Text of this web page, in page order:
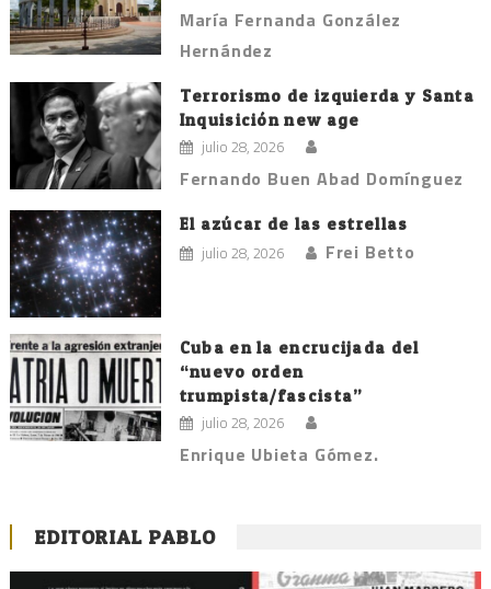
María Fernanda González
Hernández
Terrorismo de izquierda y Santa
Inquisición new age
julio 28, 2026
Fernando Buen Abad Domínguez
El azúcar de las estrellas
julio 28, 2026 Frei Betto
Cuba en la encrucijada del
“nuevo orden
trumpista/fascista”
julio 28, 2026
Enrique Ubieta Gómez.
EDITORIAL PABLO